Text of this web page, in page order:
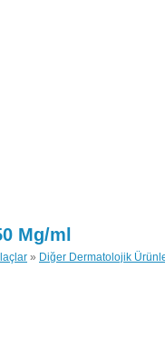
Mg/ml
» Diğer Dermatolojik